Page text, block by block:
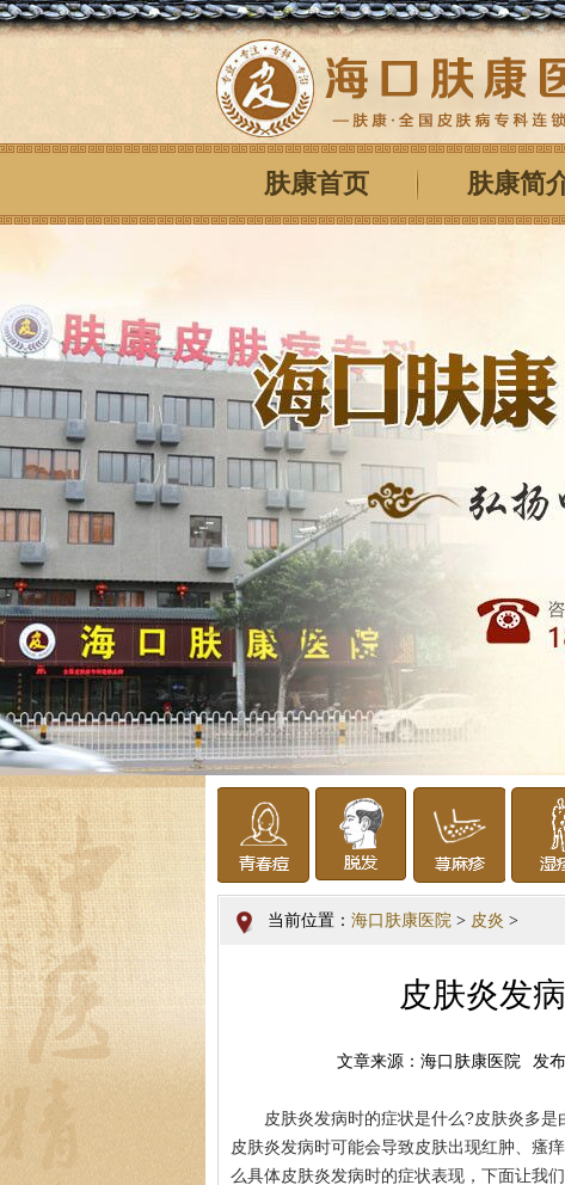
肤康首页 肤康简
当前位置： 海口肤康医院 > 皮炎 >
皮肤炎发
文章来源：海口肤康医院 发
皮肤炎发病时的症状是什么?皮肤炎多
皮肤炎发病时可能会导致皮肤出现红肿、瘙
么具体皮肤炎发病时的症状表现，下面让我们